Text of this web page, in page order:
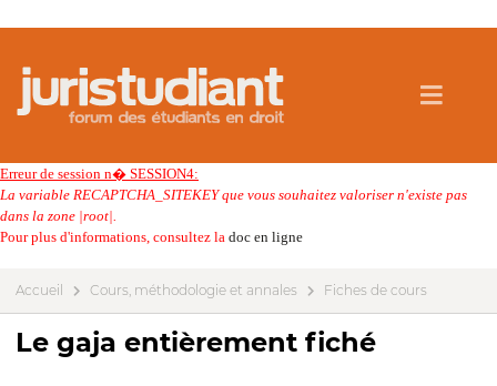
Erreur de session n� SESSION4:
La variable RECAPTCHA_SITEKEY que vous souhaitez valoriser n'existe pas
dans la zone |root|.
Pour plus d'informations, consultez la doc en ligne
Accueil Cours, méthodologie et annales Fiches de cours
Le gaja entièrement fiché